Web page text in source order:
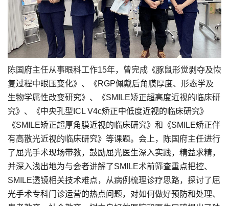
陈国府主任从事眼科工作15年，曾完成《豚鼠形觉剥夺及恢
复过程中眼压变化》、《RGP佩戴后角膜厚度、形态学及
生物学属性改变研究》、《SMILE矫正超高度近视的临床研
究》、《中央孔型ICL V4c矫正中低度近视的临床研究》
《SMILE矫正超厚角膜近视的临床研究》和《SMILE矫正伴
有高散光近视的临床研究》等课题。会上，陈国府主任进行
了屈光手术现场带教，鼓励屈光医生深入实践，精益求精，
并深入浅出地为与会者讲解了SMILE术前筛查重点把控、
SMILE透镜相关技术难点，从病例梳理诊疗思路，探讨了屈
光手术专科门诊运营的热点问题，对如何做好预防和处理、